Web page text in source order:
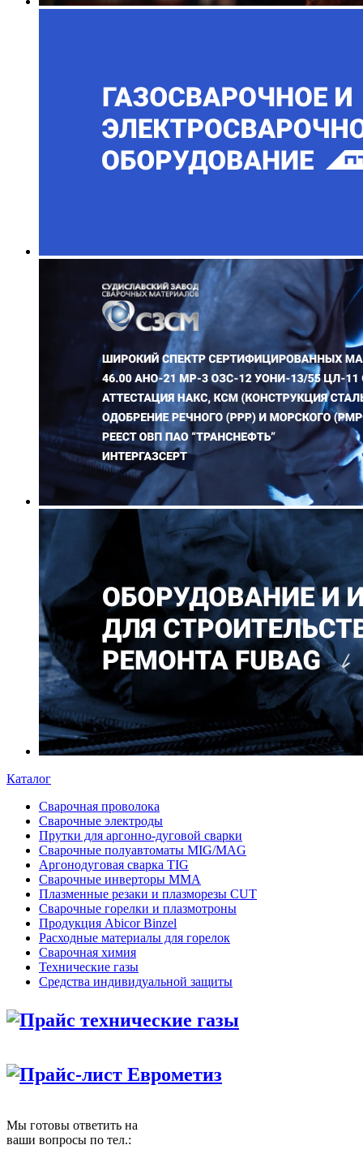
Каталог
Сварочная проволока
Сварочные электроды
Прутки для аргонно-дуговой сварки
Сварочные полуавтоматы MIG/MAG
Аргонодуговая сварка TIG
Сварочные инверторы MMA
Плазменные резаки и плазморезы CUT
Сварочные горелки и плазмотроны
Продукция Abicor Binzel
Расходные материалы для горелок
Сварочная химия
Технические газы
Средства индивидуальной защиты
Прайс технические газы
Прайс-лист Еврометиз
Мы готовы ответить на
ваши вопросы по тел.: